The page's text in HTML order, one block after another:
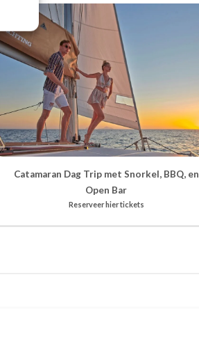
Catamaran Dag Trip met Snorkel, BBQ, en
Open Bar
Reserveer hier tickets